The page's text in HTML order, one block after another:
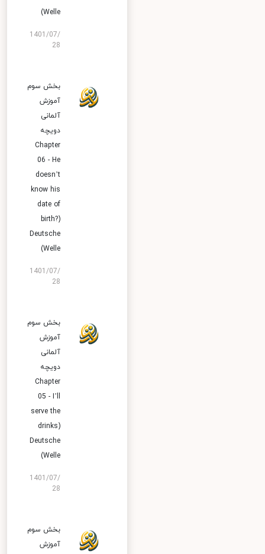
Welle)
1401/07/
28
بخش سوم
آموزش
آلمانی
دویچه
Chapter
06 - He
doesn’t
know his
date of
birth?)
Deutsche
Welle)
1401/07/
28
بخش سوم
آموزش
آلمانی
دویچه
Chapter
05 - I’ll
serve the
drinks)
Deutsche
Welle)
1401/07/
28
بخش سوم
آموزش